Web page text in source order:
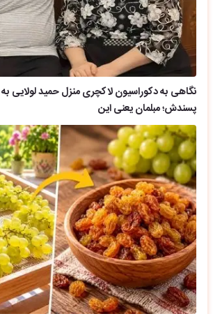
نگاهی به دکوراسیون لاکچری منزل حمید لولایی
پسندش؛ مبلمان یعنی این